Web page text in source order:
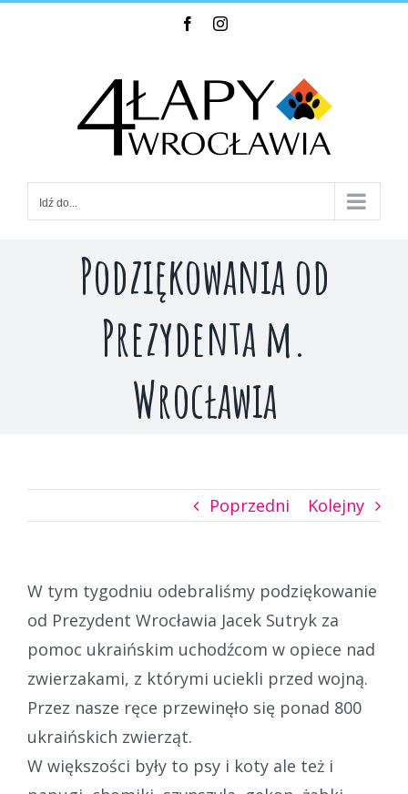
FacebookInstagram
Idź do...
Podziękowania od
Prezydenta m.
Wrocławia
Poprzedni Kolejny
W tym tygodniu odebraliśmy podziękowanie
od Prezydent Wrocławia Jacek Sutryk za
pomoc ukraińskim uchodźcom w opiece nad
zwierzakami, z którymi uciekli przed wojną.
Przez nasze ręce przewinęło się ponad 800
ukraińskich zwierząt.
W większości były to psy i koty ale też i